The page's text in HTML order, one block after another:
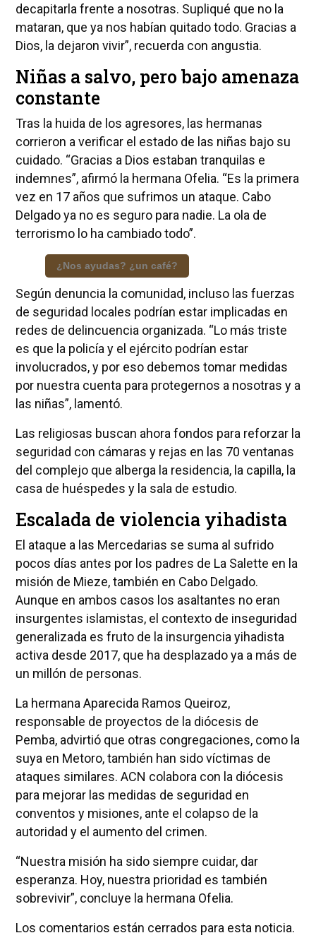
decapitarla frente a nosotras. Supliqué que no la
mataran, que ya nos habían quitado todo. Gracias a
Dios, la dejaron vivir”, recuerda con angustia.
Niñas a salvo, pero bajo amenaza
constante
Tras la huida de los agresores, las hermanas
corrieron a verificar el estado de las niñas bajo su
cuidado. “Gracias a Dios estaban tranquilas e
indemnes”, afirmó la hermana Ofelia. “Es la primera
vez en 17 años que sufrimos un ataque. Cabo
Delgado ya no es seguro para nadie. La ola de
terrorismo lo ha cambiado todo”.
¿Nos ayudas? ¿un café?
Según denuncia la comunidad, incluso las fuerzas
de seguridad locales podrían estar implicadas en
redes de delincuencia organizada. “Lo más triste
es que la policía y el ejército podrían estar
involucrados, y por eso debemos tomar medidas
por nuestra cuenta para protegernos a nosotras y a
las niñas”, lamentó.
Las religiosas buscan ahora fondos para reforzar la
seguridad con cámaras y rejas en las 70 ventanas
del complejo que alberga la residencia, la capilla, la
casa de huéspedes y la sala de estudio.
Escalada de violencia yihadista
El ataque a las Mercedarias se suma al sufrido
pocos días antes por los padres de La Salette en la
misión de Mieze, también en Cabo Delgado.
Aunque en ambos casos los asaltantes no eran
insurgentes islamistas, el contexto de inseguridad
generalizada es fruto de la insurgencia yihadista
activa desde 2017, que ha desplazado ya a más de
un millón de personas.
La hermana Aparecida Ramos Queiroz,
responsable de proyectos de la diócesis de
Pemba, advirtió que otras congregaciones, como la
suya en Metoro, también han sido víctimas de
ataques similares. ACN colabora con la diócesis
para mejorar las medidas de seguridad en
conventos y misiones, ante el colapso de la
autoridad y el aumento del crimen.
“Nuestra misión ha sido siempre cuidar, dar
esperanza. Hoy, nuestra prioridad es también
sobrevivir”, concluye la hermana Ofelia.
Los comentarios están cerrados para esta noticia.